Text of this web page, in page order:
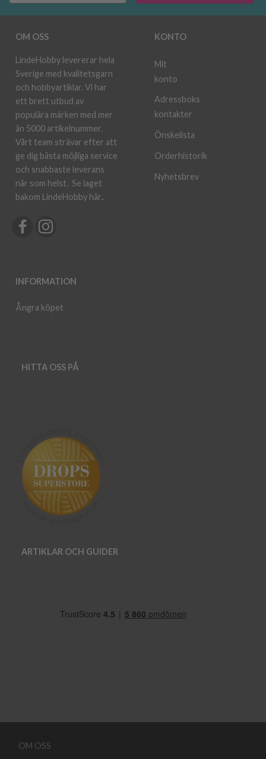
OM OSS
LindeHobby levererar hela
Sverige med kvalitetsgarn
och hobbyartiklar. Vi har
ett brett utbud av
populära märken med mer
än 5000 artikelnummer.
Vårt team strävar efter att
ge dig bästa möjliga service
och snabbaste leverans
när som helst. Se laget
bakom LindeHobby här..
INFORMATION
Ångra köpet
KONTO
Mit
konto
Adressboks
kontakter
Önskelista
Orderhistorik
Nyhetsbrev
HITTA OSS PÅ
ARTIKLAR OCH GUIDER
OM OSS